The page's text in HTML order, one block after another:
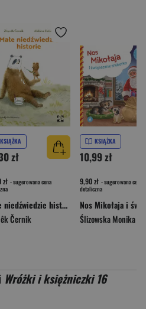
KSIĄŻKA
zł
- sugerowana cena
Małe niedźwiedzie historie
Černik
KSIĄŻKA
10,99 zł
9,90 zł - sugerowana cena
detaliczna
Ślizowska Monika
Wróżki i księżniczki 16